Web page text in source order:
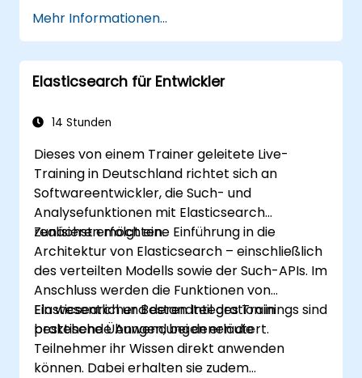
Mehr Informationen...
Elasticsearch für Entwickler
14 Stunden
Dieses von einem Trainer geleitete Live-
Training in Deutschland richtet sich an
Softwareentwickler, die Such- und
Analysefunktionen mit Elasticsearch
realisieren möchten.
Zunächst erfolgt eine Einführung in die
Architektur von Elasticsearch – einschließlich
des verteilten Modells sowie der Such-APIs. Im
Anschluss werden die Funktionen von
Elasticsearch und deren Integration in
bestehende Anwendungen erläutert.
Ein wesentlicher Bestandteil des Trainings sind
praktische Übungen, bei denen die
Teilnehmer ihr Wissen direkt anwenden
können. Dabei erhalten sie zudem